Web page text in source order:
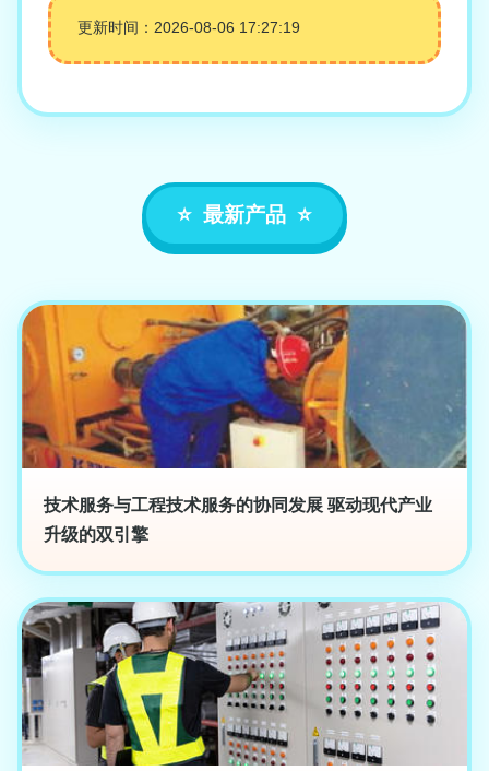
更新时间：2026-08-06 17:27:19
最新产品
技术服务与工程技术服务的协同发展 驱动现代产业
升级的双引擎